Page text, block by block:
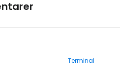
Terminal